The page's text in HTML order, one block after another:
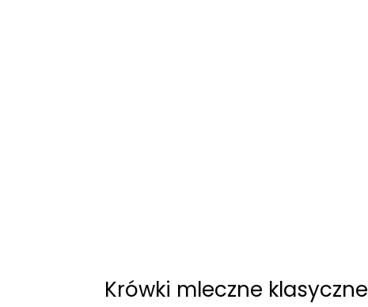
Krówki mleczne klasyczne